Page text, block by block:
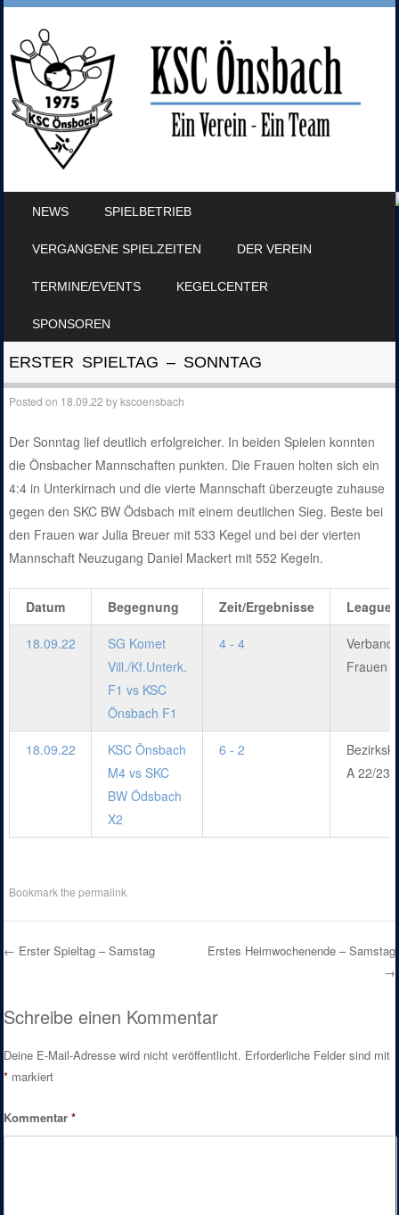
NEWS SPIELBETRIEB
VERGANGENE SPIELZEITEN DER VEREIN
TERMINE/EVENTS KEGELCENTER
SPONSOREN
ERSTER SPIELTAG – SONNTAG
Posted on 18.09.22 bykscoensbach
Der Sonntag lief deutlich erfolgreicher. In beiden Spielen konnten
die Önsbacher Mannschaften punkten. Die Frauen holten sich ein
4:4 in Unterkirnach und die vierte Mannschaft überzeugte zuhause
gegen den SKC BW Ödsbach mit einem deutlichen Sieg. Beste bei
den Frauen war Julia Breuer mit 533 Kegel und bei der vierten
Mannschaft Neuzugang Daniel Mackert mit 552 Kegeln.
Datum Begegnung Zeit/Ergebnisse League
18.09.22
SG Komet
Vill./Kf.Unterk.
F1 vs KSC
Önsbach F1
4 - 4
Frauen
18.09.22
KSC Önsbach
M4 vs SKC
BW Ödsbach
X2
6 - 2
A 22/23
Bookmark thepermalink
← Erster Spieltag – Samstag
Erstes Heimwochenende – Samstag
→
Schreibe einen Kommentar
Deine E-Mail-Adresse wird nicht veröffentlicht. Erforderliche Felder sind mit
* markiert
Kommentar*